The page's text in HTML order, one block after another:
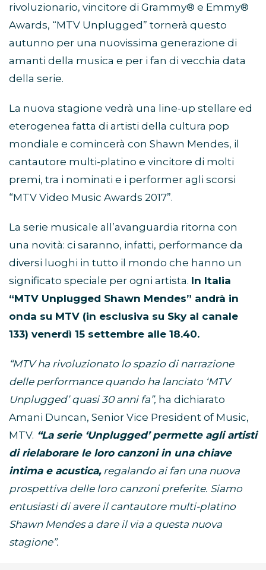
rivoluzionario, vincitore di Grammy® e Emmy®
Awards, “MTV Unplugged” tornerà questo
autunno per una nuovissima generazione di
amanti della musica e per i fan di vecchia data
della serie.
La nuova stagione vedrà una line-up stellare ed
eterogenea fatta di artisti della cultura pop
mondiale e comincerà con Shawn Mendes, il
cantautore multi-platino e vincitore di molti
premi, tra i nominati e i performer agli scorsi
“MTV Video Music Awards 2017”.
La serie musicale all’avanguardia ritorna con
una novità: ci saranno, infatti, performance da
diversi luoghi in tutto il mondo che hanno un
significato speciale per ogni artista. In Italia
“MTV Unplugged Shawn Mendes” andrà in
onda su MTV (in esclusiva su Sky al canale
133) venerdì 15 settembre alle 18.40.
“MTV ha rivoluzionato lo spazio di narrazione
delle performance quando ha lanciato ‘MTV
Unplugged’ quasi 30 anni fa”, ha dichiarato
Amani Duncan, Senior Vice President of Music,
MTV. “La serie ‘Unplugged’ permette agli artisti
di rielaborare le loro canzoni in una chiave
intima e acustica,regalando ai fan una nuova
prospettiva delle loro canzoni preferite. Siamo
entusiasti di avere il cantautore multi-platino
Shawn Mendes a dare il via a questa nuova
stagione”.